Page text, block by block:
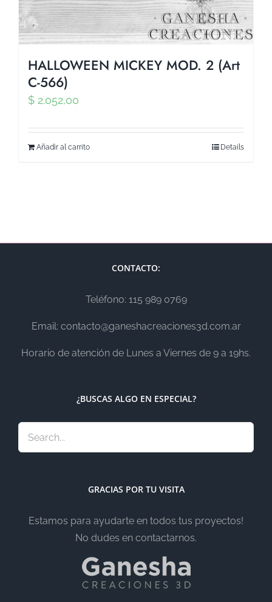
HALLOWEEN MICKEY MOD. 2 (Art
C-566)
$ 2.052,00
Añadir al carrito Details
CONTACTO:
Teléfono: 115 989 0769
Email: contacto@ganeshacreaciones3d.com.ar
Horario de atención de Lunes a Viernes de 9 a 19hs.
¿BUSCAS ALGO EN ESPECIAL?
GRACIAS POR TU VISITA
Estamos para ayudarte en todos tus proyectos!
No dudes en contactarnos.